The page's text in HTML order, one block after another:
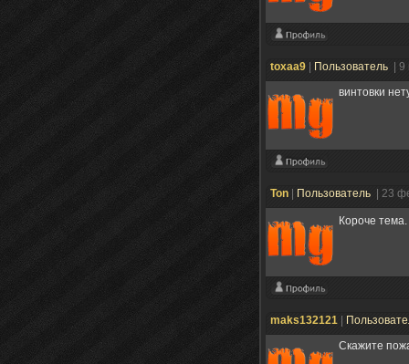
toxaa9 Пользователь
|
винтовки
Ton Пользователь | 23
Короче
maks132121
Скажите